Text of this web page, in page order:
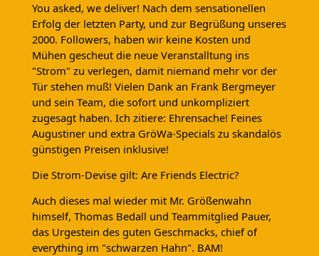
You asked, we deliver! Nach dem sensationellen
Erfolg der letzten Party, und zur Begrüßung unseres
2000. Followers, haben wir keine Kosten und
Mühen gescheut die neue Veranstalltung ins
"Strom" zu verlegen, damit niemand mehr vor der
Tür stehen muß! Vielen Dank an Frank Bergmeyer
und sein Team, die sofort und unkompliziert
zugesagt haben. Ich zitiere: Ehrensache! Feines
Augustiner und extra GröWa-Specials zu skandalös
günstigen Preisen inklusive!
Die Strom-Devise gilt: Are Friends Electric?
Auch dieses mal wieder mit Mr. Größenwahn
himself, Thomas Bedall und Teammitglied Pauer,
das Urgestein des guten Geschmacks, chief of
everything im "schwarzen Hahn". BAM!